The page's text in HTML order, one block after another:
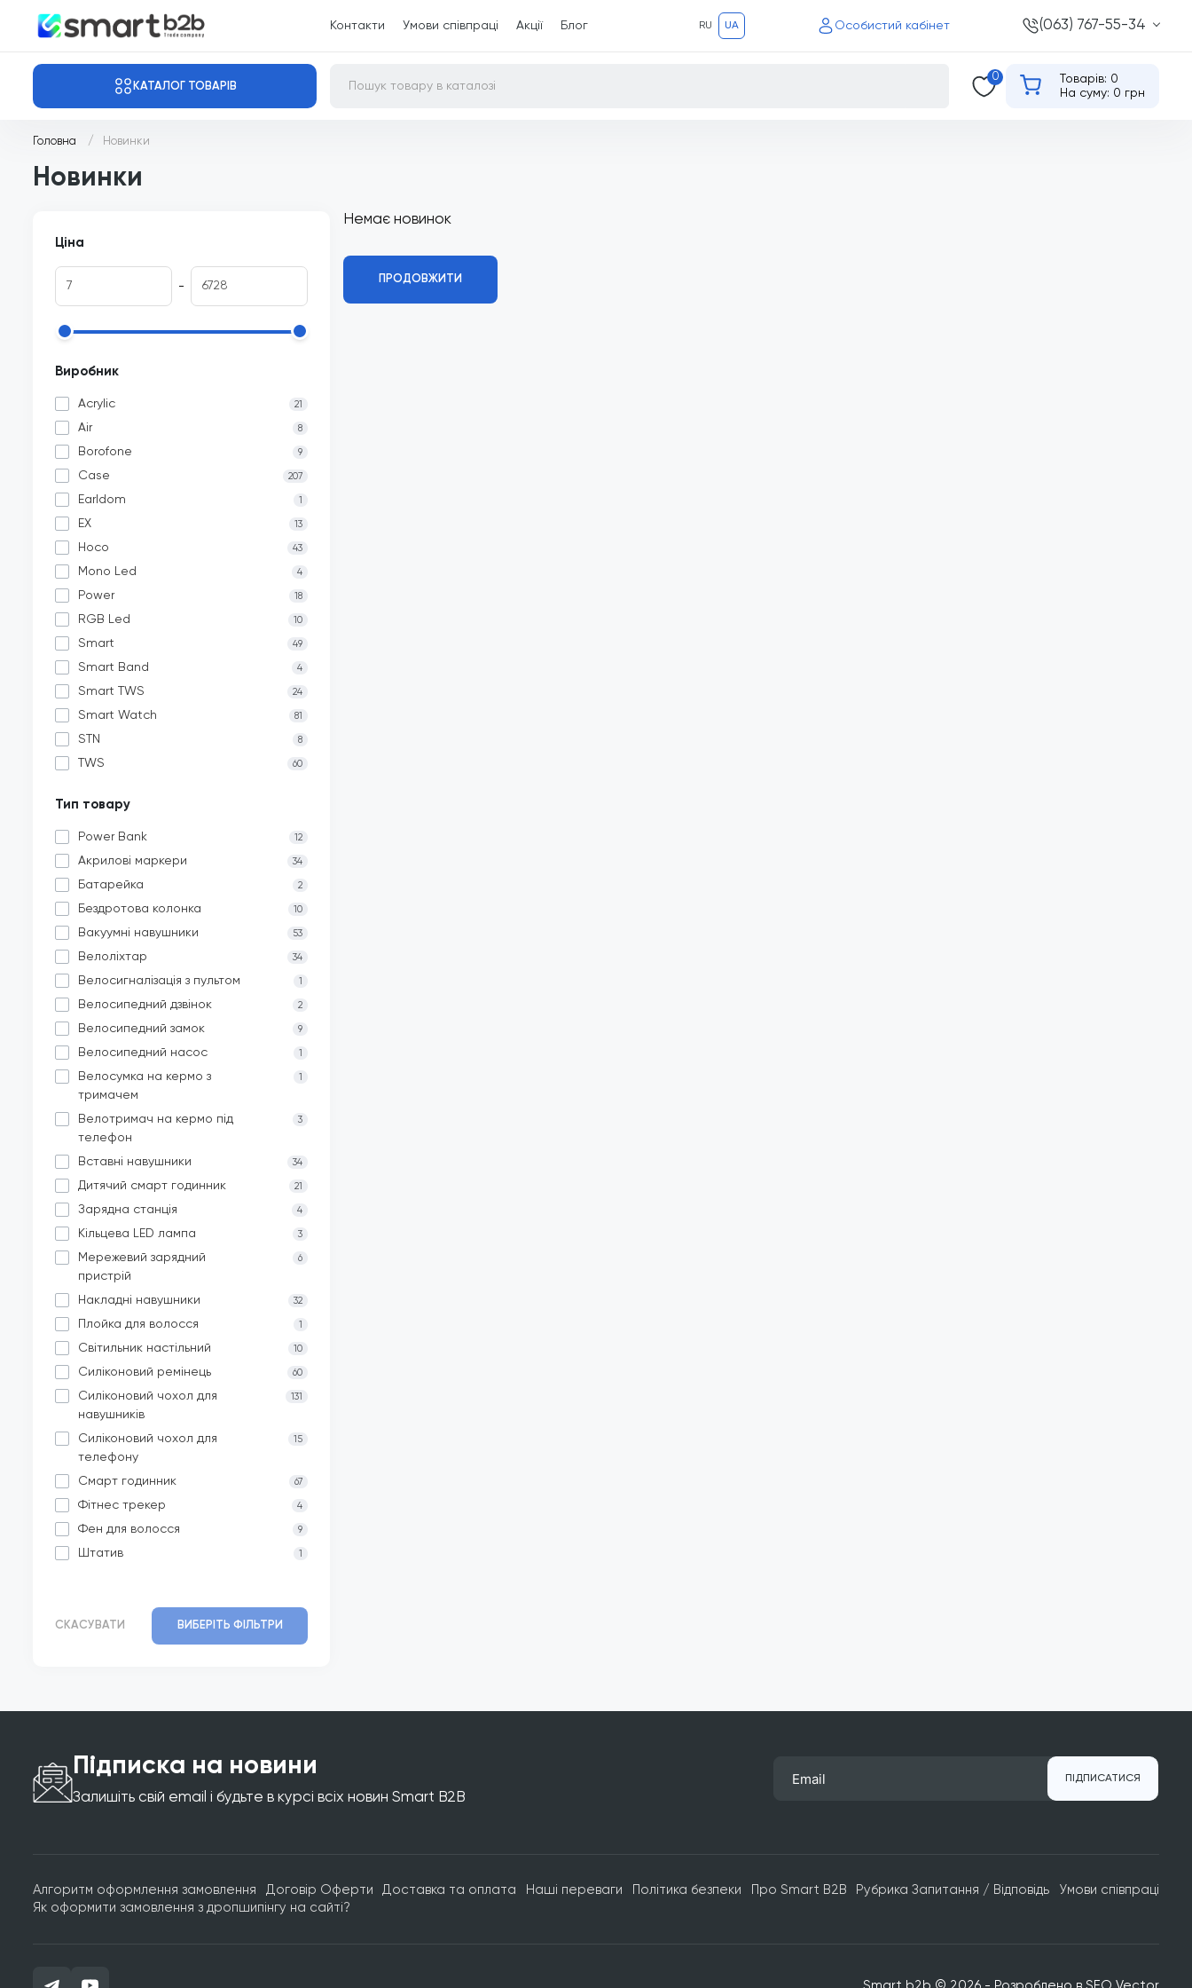
Контакти Умови співпраці Акції Блог RU UA Особистий кабінет (063) 767-55-34
КАТАЛОГ ТОВАРІВ
0
Товарів: 0
На суму: 0 грн
Головна Новинки
Новинки
Ціна
-
Виробник
Acrylic 21
Air 8
Borofone 9
Case 207
Earldom 1
EX 13
Hoco 43
Mono Led 4
Power 18
RGB Led 10
Smart 49
Smart Band 4
Smart TWS 24
Smart Watch 81
STN 8
TWS 60
Тип товару
Power Bank 12
Акрилові маркери 34
Батарейка 2
Бездротова колонка 10
Вакуумні навушники 53
Велоліхтар 34
Велосигналізація з пультом 1
Велосипедний дзвінок 2
Велосипедний замок 9
Велосипедний насос 1
Велосумка на кермо з
тримачем
1
Велотримач на кермо під
телефон
3
Вставні навушники 34
Дитячий смарт годинник 21
Зарядна станція 4
Кільцева LED лампа 3
Мережевий зарядний
пристрій
6
Накладні навушники 32
Плойка для волосся 1
Світильник настільний 10
Силіконовий ремінець 60
Силіконовий чохол для
навушників
131
Силіконовий чохол для
телефону
15
Смарт годинник 67
Фітнес трекер 4
Фен для волосся 9
Штатив 1
СКАСУВАТИ ВИБЕРІТЬ ФІЛЬТРИ
Немає новинок
ПРОДОВЖИТИ
Підписка на новини
Залишіть свій email і будьте в курсі всіх новин Smart B2B
ПІДПИСАТИСЯ
Алгоритм оформлення замовлення Договір Оферти Доставка та оплата Наші переваги Політика безпеки Про Smart B2B Рубрика Запитання / Відповідь
Умови співпраці
Як оформити замовлення з дропшипінгу на сайті?
Smart b2b © 2026 - Розроблено в SEO Vector